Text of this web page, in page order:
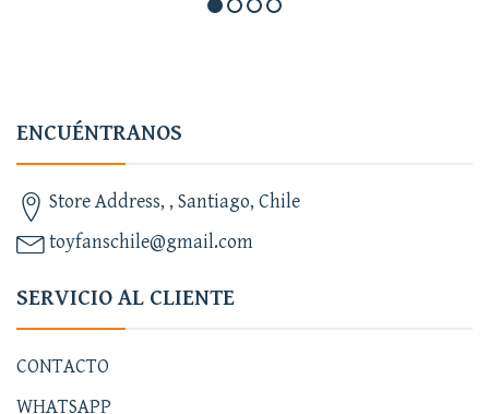
ENCUÉNTRANOS
Store Address, , Santiago, Chile
toyfanschile@gmail.com
SERVICIO AL CLIENTE
CONTACTO
WHATSAPP